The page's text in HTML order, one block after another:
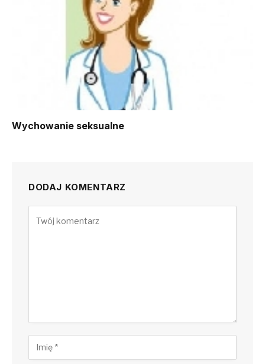
Wychowanie seksualne
DODAJ KOMENTARZ